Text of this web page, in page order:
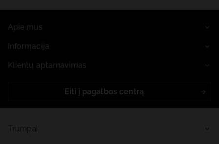
Apie mus
Informacija
Klientų aptarnavimas
Eiti į pagalbos centrą